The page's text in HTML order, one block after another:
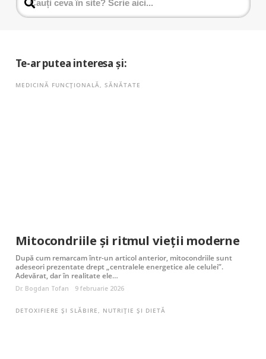
Te-ar putea interesa și:
MEDICINĂ FUNCȚIONALĂ SĂNĂTATE
Mitocondriile și ritmul vieții moderne
După cum remarcam într-un articol anterior, mitocondriile sunt
adeseori prezentate drept „centralele energetice ale celulei”.
Adevărat, dar în realitate ele…
Dr. Bogdan Tofan 9 februarie 2026
DETOXIFIERE ȘI SLĂBIRE, NUTRIȚIE ȘI DIETĂ